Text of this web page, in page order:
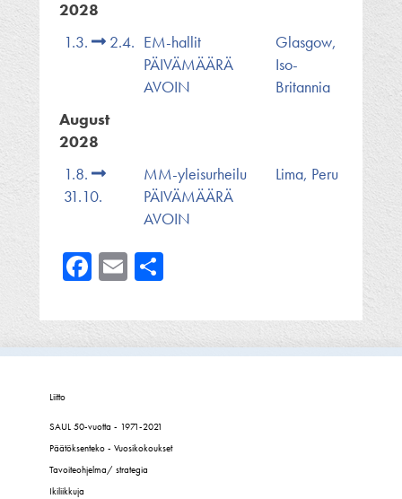
2028
1.3.
2.4. EM-hallit
PÄIVÄMÄÄRÄ
AVOIN
Glasgow,
Iso-
Britannia
August
2028
1.8.
31.10.
MM-yleisurheilu
PÄIVÄMÄÄRÄ
AVOIN
Lima, Peru
Facebook
Email
Liitto
SAUL 50-vuotta - 1971-2021
Päätöksenteko - Vuosikokoukset
Tavoiteohjelma/ strategia
Ikiliikkuja